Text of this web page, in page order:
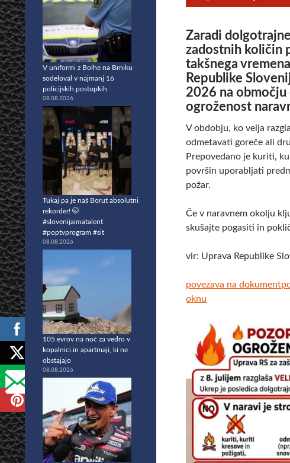
Zaradi
zadostnih količin
takšnega
Republike
2026 na območju
ogroženost
V obdobju, ko velja
odmetavati goreče ali
Prepovedano je kuriti,
površin uporabljati
požar.
Če v naravnem okolju
skušajte pogasiti in
vir: Uprava Republike
povezava na dokument
oknu
V uniformi z Bolhe na Brniku
sodeloval v najmanj 16
policijskih postopkih
08.08.2026
Tukaj pa je naš Borut absolutni
rekorder! 🤭
#slovenijaimatalent
#poptvprogram #sit
08.08.2026
105 evrov na noč za vedro v
kopalnici in apartmaji, ki ne
obstajajo
08.08.2026